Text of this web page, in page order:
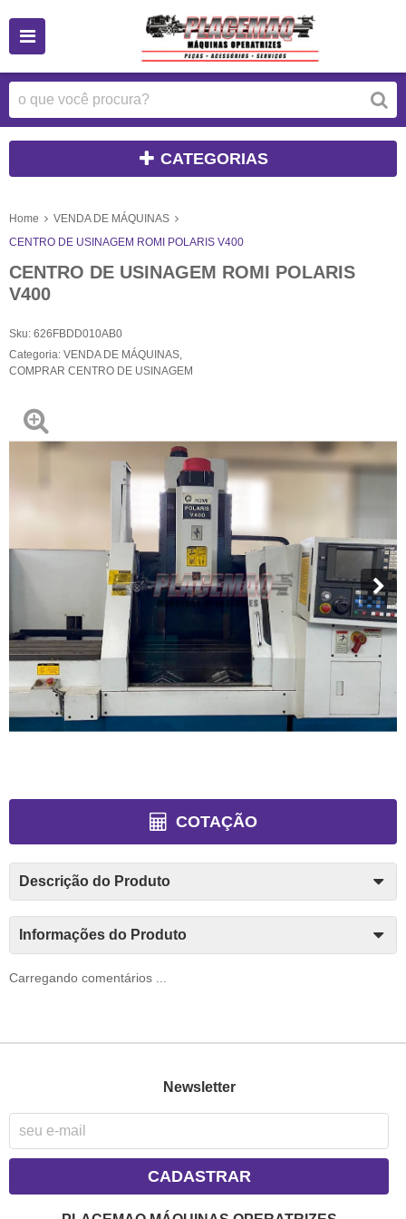
CATEGORIAS
Home
VENDA DE MÁQUINAS
CENTRO DE USINAGEM ROMI POLARIS V400
CENTRO DE USINAGEM ROMI POLARIS
V400
Sku: 626FBDD010AB0
Categoria: VENDA DE MÁQUINAS
COMPRAR CENTRO DE USINAGEM
COTAÇÃO
Descrição do Produto
Informações do Produto
Carregando comentários ...
Newsletter
CADASTRAR